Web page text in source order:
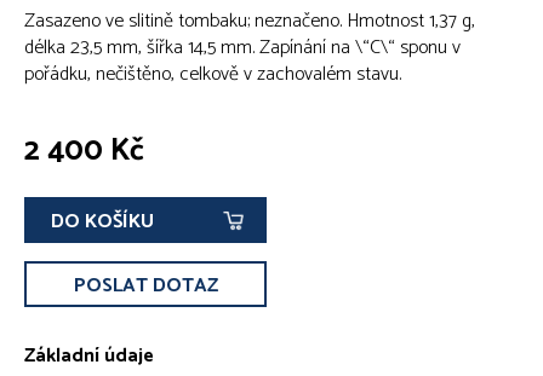
Zasazeno ve slitině tombaku; neznačeno. Hmotnost 1,37 g,
délka 23,5 mm, šířka 14,5 mm. Zapínání na \“C\“ sponu v
pořádku, nečištěno, celkově v zachovalém stavu.
2 400 Kč
DO KOŠÍKU
POSLAT DOTAZ
Základní údaje